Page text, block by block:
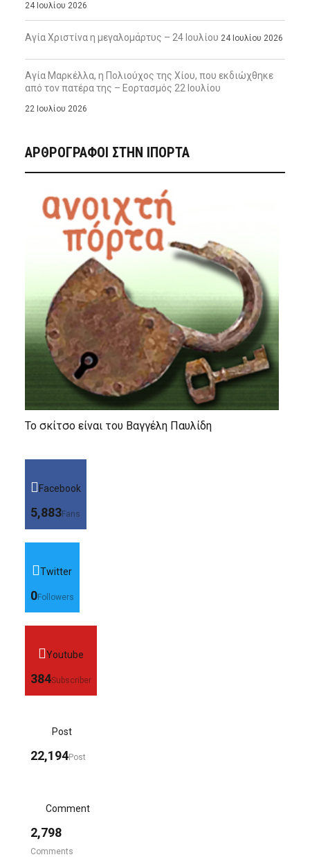
24 Ιουλίου 2026
Αγία Χριστίνα η μεγαλομάρτυς – 24 Ιουλίου 24 Ιουλίου 2026
Αγία Μαρκέλλα, η Πολιούχος της Χίου, που εκδιώχθηκε
από τον πατέρα της – Εορτασμός 22 Ιουλίου
22 Ιουλίου 2026
ΑΡΘΡΟΓΡΑΦΟΙ ΣΤΗΝ IΠΟΡΤΑ
Το σκίτσο είναι του Βαγγέλη Παυλίδη
Facebook
5,883Fans
Twitter
0Followers
Youtube
384Subscriber
Post
22,194Post
Comment
2,798
Comments